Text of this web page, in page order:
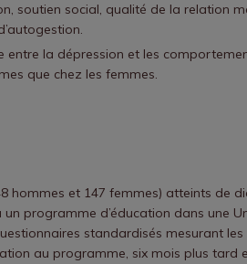
soutien social, qualité de la relation
entre la dépression et les
que chez les femmes.
hommes et 147 femmes) atteints de
programme d’éducation dans une
standardisés mesurant
au programme, six mois plus tard